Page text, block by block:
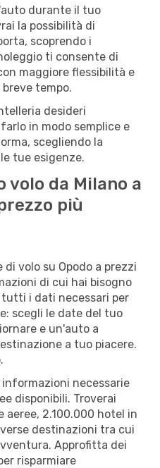
durante il tuo
la possibilità di
scoprendo i
ti consente di
maggiore flessibilità e
tempo.
desideri
in modo semplice e
scegliendo la
tue esigenze.
volo da Milano a
più
volo su Opodo a prezzi
di cui hai bisogno
i dati necessari per
scegli le date del tuo
e un'auto a
a tuo piacere.
necessarie
disponibili. Troverai
2.100.000 hotel in
destinazioni tra cui
Approfitta dei
risparmiare